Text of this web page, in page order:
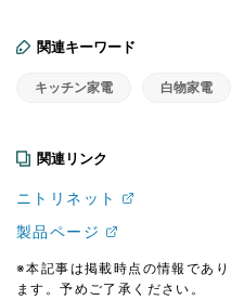
関連キーワード
キッチン家電 白物家電
関連リンク
ニトリネット
製品ページ
※本記事は掲載時点の情報であ
ます。予めご了承ください。